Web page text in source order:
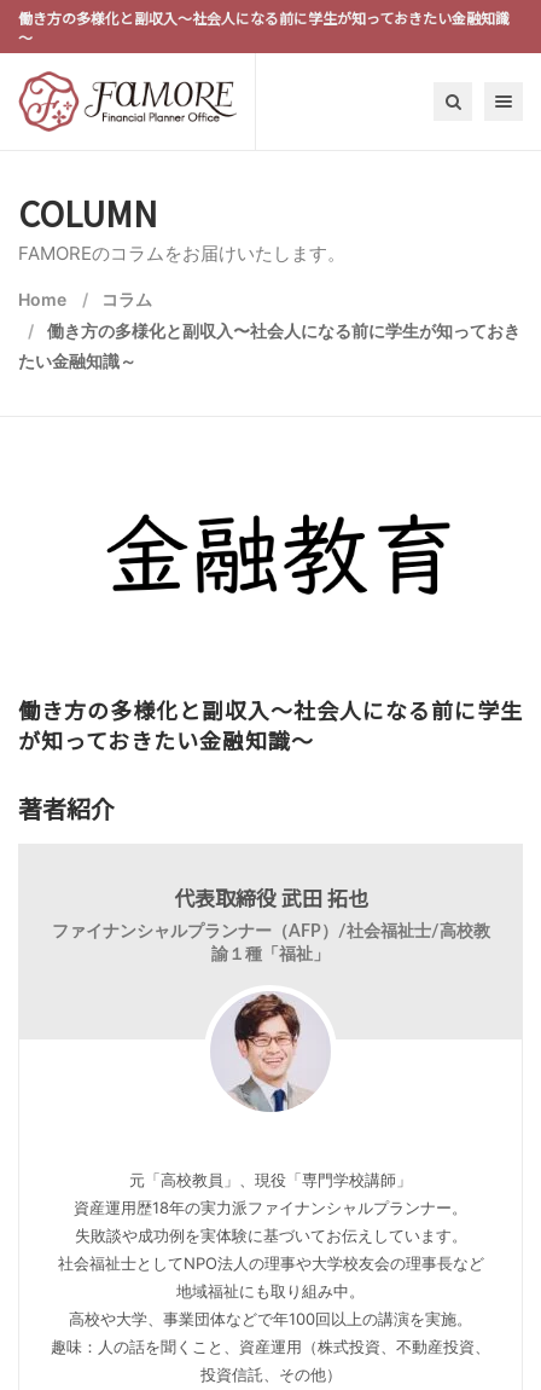
働き方の多様化と副収入〜社会人になる前に学生が知っておきたい金融知識
～
Toggle
COLUMN
FAMOREのコラムをお届けいたします。
Home
コラム
働き方の多様化と副収入〜社会人になる前に学生が知っておき
たい金融知識～
働き方の多様化と副収入〜社会人になる前に学生
が知っておきたい金融知識～
著者紹介
代表取締役 武田 拓也
ファイナンシャルプランナー（AFP）/社会福祉士/高校教
諭１種「福祉」
元「高校教員」、現役「専門学校講師」
資産運用歴18年の実力派ファイナンシャルプランナー。
失敗談や成功例を実体験に基づいてお伝えしています。
社会福祉士としてNPO法人の理事や大学校友会の理事長など
地域福祉にも取り組み中。
高校や大学、事業団体などで年100回以上の講演を実施。
趣味：人の話を聞くこと、資産運用（株式投資、不動産投資、
投資信託、その他）